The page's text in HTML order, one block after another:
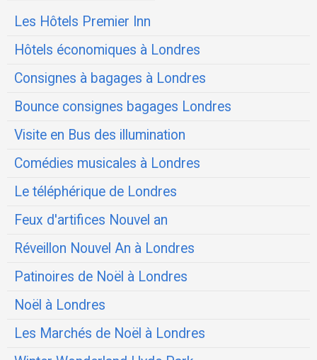
Les Hôtels Premier Inn
Hôtels économiques à Londres
Consignes à bagages à Londres
Bounce consignes bagages Londres
Visite en Bus des illumination
Comédies musicales à Londres
Le téléphérique de Londres
Feux d'artifices Nouvel an
Réveillon Nouvel An à Londres
Patinoires de Noël à Londres
Noël à Londres
Les Marchés de Noël à Londres